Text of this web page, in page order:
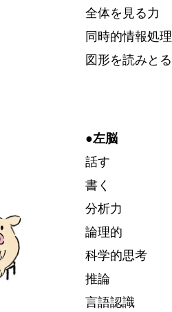
全体を見る力
同時的情報処理
図形を読みとる
●左脳
話す
書く
分析力
論理的
科学的思考
推論
言語認識